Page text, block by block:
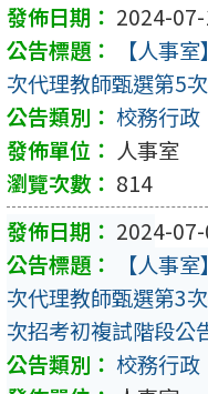
2024-
【人事
次代理教師甄選第5
校務行政
人事室
814
2024-
【人事
次代理教師甄選第3
次招考初複試階段公
校務行政